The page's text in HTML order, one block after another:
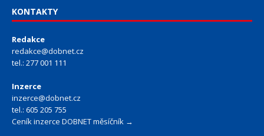
KONTAKTY
Redakce
redakce@dobnet.cz
tel.: 277 001 111
Inzerce
inzerce@dobnet.cz
tel.: 605 205 755
Ceník inzerce DOBNET měsíčník →